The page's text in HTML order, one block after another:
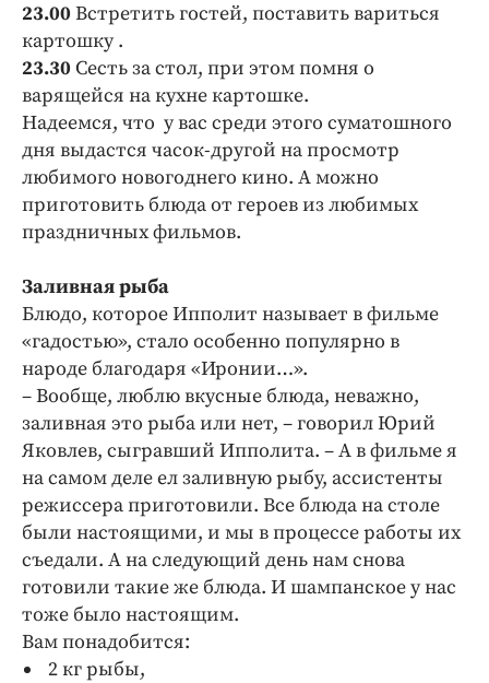
23.00Встретить гостей, поставить вариться
картошку .
23.30Сесть за стол, при этом помня о
варящейся на кухне картошке.
Надеемся, что у вас среди этого суматошного
дня выдастся часок-другой на просмотр
любимого новогоднего кино. А можно
приготовить блюда от героев из любимых
праздничных фильмов.
Заливная рыба
Блюдо, которое Ипполит называет в фильме
«гадостью», стало особенно популярно в
народе благодаря «Иронии…».
– Вообще, люблю вкусные блюда, неважно,
заливная это рыба или нет, – говорил Юрий
Яковлев, сыгравший Ипполита. – А в фильме я
на самом деле ел заливную рыбу, ассистенты
режиссера приготовили. Все блюда на столе
были настоящими, и мы в процессе работы их
съедали. А на следующий день нам снова
готовили такие же блюда. И шампанское у нас
тоже было настоящим.
Вам понадобится:
2 кг рыбы,